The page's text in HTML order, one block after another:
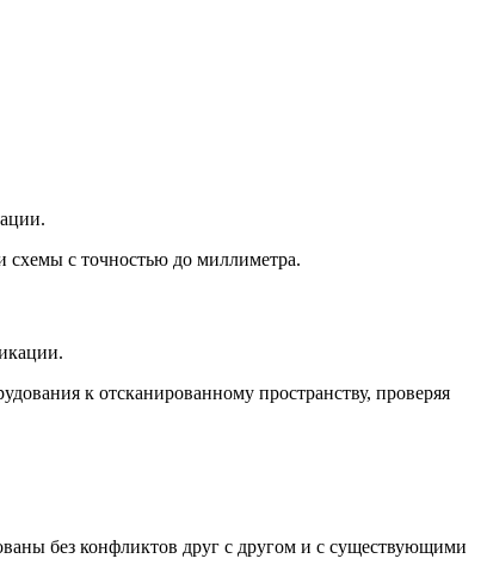
схемы с точностью до миллиметра.
к отсканированному пространству, проверяя
без конфликтов друг с другом и с существующими